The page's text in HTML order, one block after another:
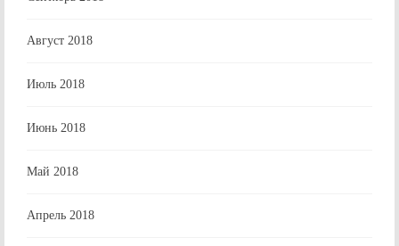
Август 2018
Июль 2018
Июнь 2018
Май 2018
Апрель 2018